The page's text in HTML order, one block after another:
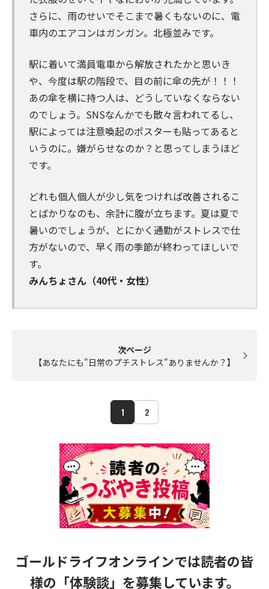
さらに、雨のせいでそこまで暑くもないのに、電
車内のエアコンはガンガン。北極並みです。
駅に着いて満員電車から解放されたかと思いき
や、今度は駅の階段で、目の前に傘の先が！！！
あの傘を横に持つ人は、どうしていなくならない
のでしょう。SNSなんかでも散々言われてるし、
駅によっては注意喚起のポスターも貼ってあると
いうのに。嫌がらせなのか？と思ってしまうほど
です。
どれも個人個人が少し気をつければ改善されるこ
とばかりなのも、余計に腹が立ちます。夏は夏で
暑いのでしょうが、とにかく通勤がストレスで仕
方がないので、早く雨の季節が終わってほしいで
す。
みんちょさん（40代・女性）
次ページ
【あなたにも"日常のプチストレス"ありませんか？】
1 2
ゴールドライフオンラインでは読者の皆
様の 「体験談」を募集しています。